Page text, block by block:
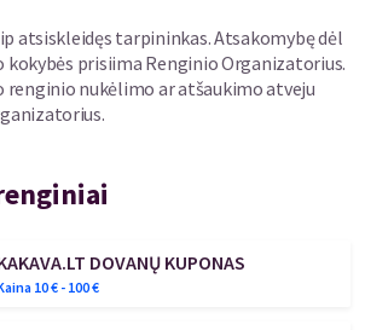
atsiskleidęs tarpininkas. Atsakomybę dėl
kokybės prisiima Renginio Organizatorius.
renginio nukėlimo ar atšaukimo atveju
DOVANŲ KUPONAS
10€ - 100€